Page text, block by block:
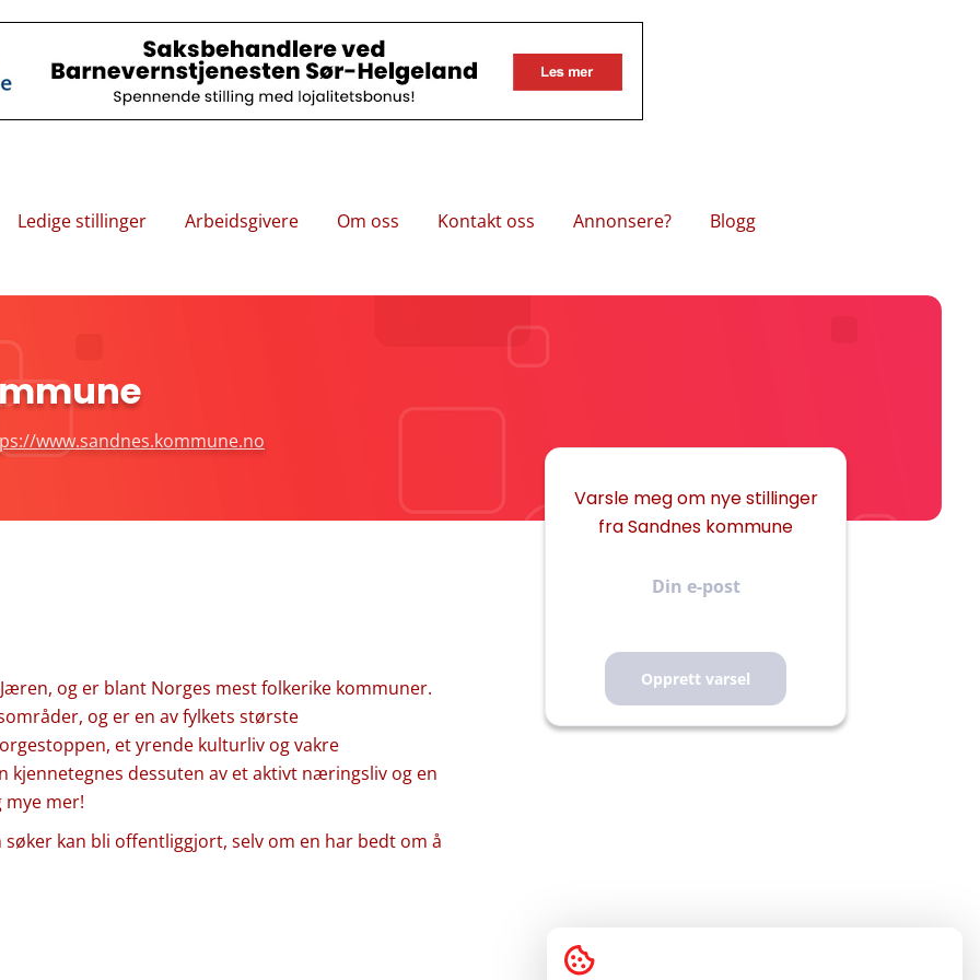
Ledige stillinger Arbeidsgivere Om oss Kontakt oss Annonsere? Blogg
www.sandnes.kommune.no
og er blant Norges mest folkerike kommuner.
og er en av fylkets største
et yrende kulturliv og vakre
dessuten av et aktivt næringsliv og en
mer!
kan bli offentliggjort, selv om en har bedt om å
Varsle meg om nye stillinger
fra Sandnes kommune